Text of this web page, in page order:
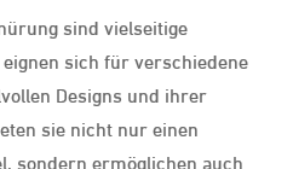
sind vielseitige
sich für verschiedene
Designs und ihrer
sie nicht nur einen
sondern ermöglichen auch